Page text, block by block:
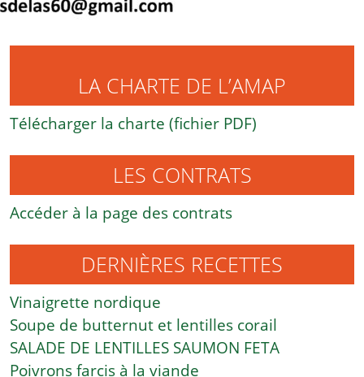
LA CHARTE DE L’AMAP
Télécharger la charte (fichier PDF)
LES CONTRATS
Accéder à la page des contrats
DERNIÈRES RECETTES
Vinaigrette nordique
Soupe de butternut et lentilles corail
SALADE DE LENTILLES SAUMON FETA
Poivrons farcis à la viande